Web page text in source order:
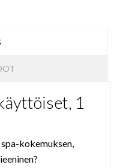
1
kokemuksen,